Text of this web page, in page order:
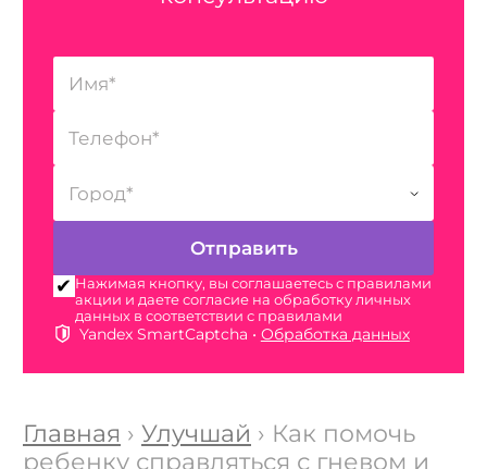
Нажимая кнопку, вы соглашаетесь с правилами
акции и даете согласие на обработку личных
данных в соответствии с правилами
Yandex SmartCaptcha • Обработка данных
Главная › Улучшай › Как помочь
ребенку справляться с гневом и